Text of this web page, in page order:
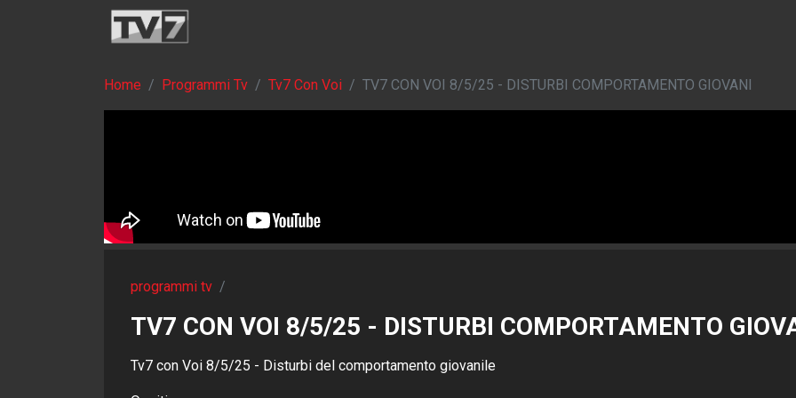
Home Programmi Tv Tv7 Con Voi TV7 CON VOI 8/5/25 - DISTURBI COMPORTAMENTO GIOVANI
programmi tv /
TV7 CON VOI 8/5/25 - DISTURBI COMPORTAMENTO
Tv7 con Voi 8/5/25 - Disturbi del comportamento giovanile